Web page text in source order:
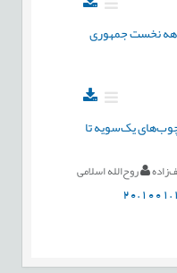
نخست جمهوری
یک‌سویه تا
روح‌الله اسلامی